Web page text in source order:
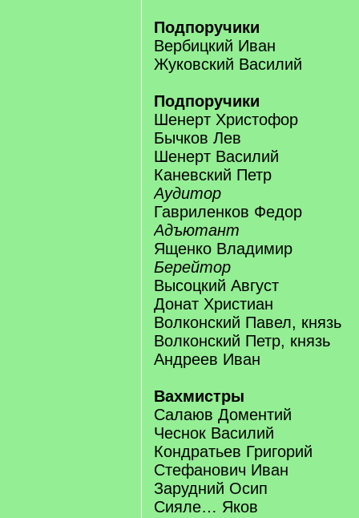
Подпоручики
Вербицкий Иван
Жуковский Василий
Подпоручики
Шенерт Христофор
Бычков Лев
Шенерт Василий
Каневский Петр
Аудитор
Гавриленков Федор
Адъютант
Ященко Владимир
Берейтор
Высоцкий Август
Донат Христиан
Волконский Павел, князь
Волконский Петр, князь
Андреев Иван
Вахмистры
Салаюв Доментий
Чеснок Василий
Кондратьев Григорий
Стефанович Иван
Зарудний Осип
Сияле… Яков